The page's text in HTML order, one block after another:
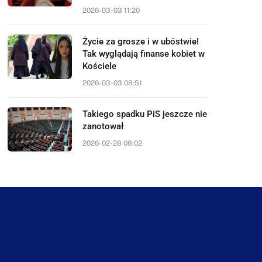
2026-03-03 11:20
Życie za grosze i w ubóstwie!
Tak wyglądają finanse kobiet w
Kościele
2026-03-03 08:51
Takiego spadku PiS jeszcze nie
zanotował
2026-02-28 08:02